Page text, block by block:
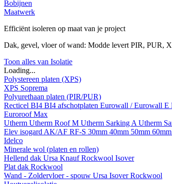
Bobijnen
Maatwerk
Efficiënt isoleren op maat van je project
Dak, gevel, vloer of wand: Modde levert PIR, PUR,
Toon alles van Isolatie
Loading...
Polystereen platen (XPS)
XPS Soprema
Polyurethaan platen (PIR/PUR)
Recticel BI4 BI4 afschotplaten Eurowall / Eurowall E
Euroroof Max
Utherm Utherm Roof M Utherm Sarking A Utherm
Elev isogard AK/AF RF-S 30mm 40mm 50mm 60mm
Idelco
Minerale wol (platen en rollen)
Hellend dak Ursa KnaufRockwool Isover
Plat dak Rockwool
Wand - Zoldervloer - spouw Ursa IsoverRockwool